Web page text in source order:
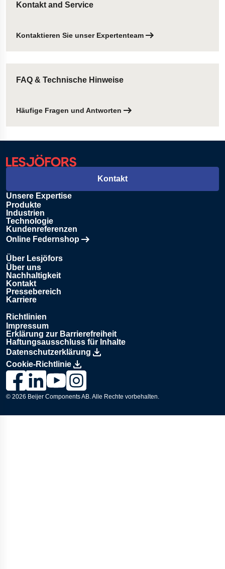
Kontakt and Service
Kontaktieren Sie unser Expertenteam
FAQ & Technische Hinweise
Häufige Fragen und Antworten
Unsere Expertise
Produkte
Industrien
Technologie
Kundenreferenzen
Online Federnshop
Öffnet in einem neuen Tab
Über Lesjöfors
Über uns
Nachhaltigkeit
Kontakt
Pressebereich
Karriere
Richtlinien
Impressum
Erklärung zur Barrierefreiheit
Haftungsausschluss für Inhalte
Datenschutzerklärung
Cookie-Richtlinie
Kontakt
Link zur Lesjöfors-Seite auf Facebook., Opens in a new
Link zur Lesjöfors-Seite auf LinkedIn., Opens in a new
Link zum Lesjöfors-Kanal auf YouTube., Opens
Link zur Lesjöfors-Seite auf Instagram.,
© 2026 Beijer Components AB. Alle Rechte vorbehalten.